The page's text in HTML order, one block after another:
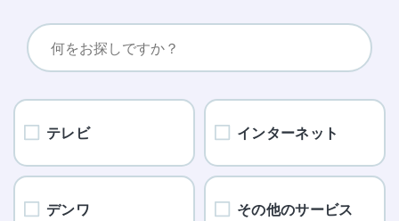
テレビ インターネット
デンワ その他のサービス